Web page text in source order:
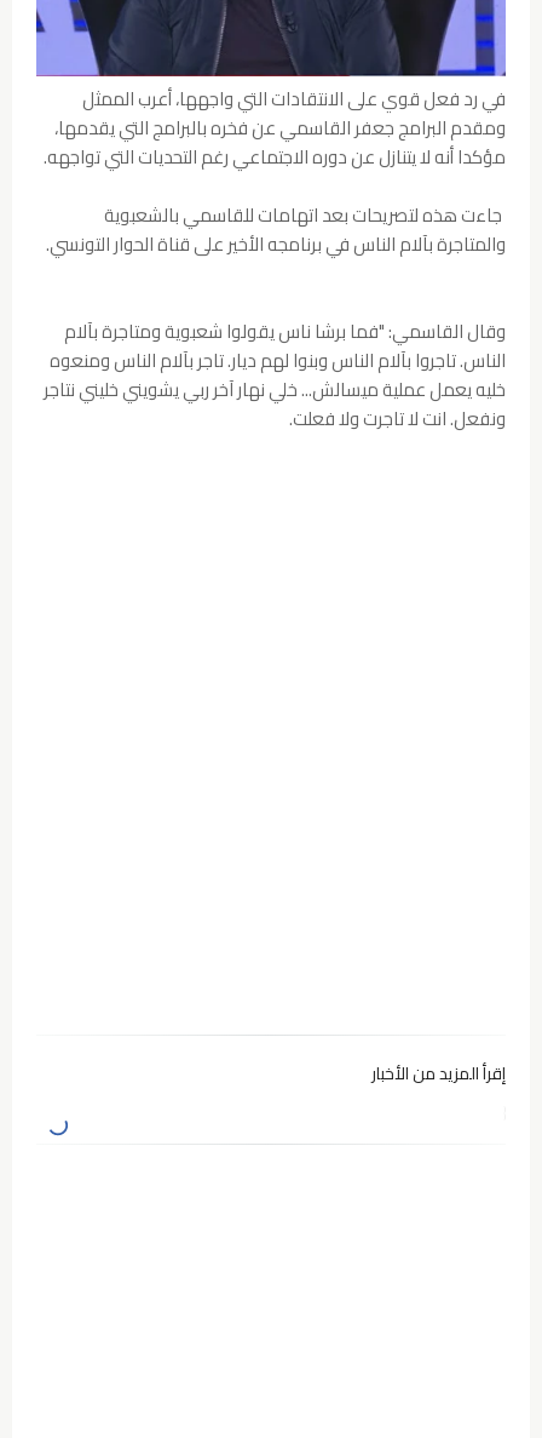
في رد فعل قوي على الانتقادات التي واجهها، أعرب الممثل
ومقدم البرامج جعفر القاسمي عن فخره بالبرامج التي يقدمها،
مؤكدا أنه لا يتنازل عن دوره الاجتماعي رغم التحديات التي تواجهه.
جاءت هذه لتصريحات بعد اتهامات للقاسمي بالشعبوية
والمتاجرة بآلام الناس في برنامجه الأخير على قناة الحوار التونسي.
وقال القاسمي: "فما برشا ناس يقولوا شعبوية ومتاجرة بآلام
الناس. تاجروا بآلام الناس وبنوا لهم ديار. تاجر بآلام الناس ومنعوه
خليه يعمل عملية میسالش... خلي نهار آخر ربي يشويني خليني نتاجر
ونفعل. انت لا تاجرت ولا فعلت.
إقرأ المزيد من الأخبار